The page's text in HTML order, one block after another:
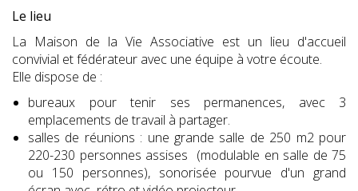
Le lieu
La Maison de la Vie Associative est un lieu d'accueil
convivial et fédérateur avec une équipe à votre écoute.
Elle dispose de :
bureaux pour tenir ses permanences, avec 3
emplacements de travail à partager.
salles de réunions : une grande salle de 250 m2 pour
220-230 personnes assises (modulable en salle de 75
ou 150 personnes), sonorisée pourvue d'un grand